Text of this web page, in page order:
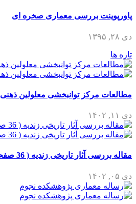
پاورپوینت بررسی معماری صخره ای
دی ۲۸, ۱۳۹۵
تازه ها
مطالعات مرکز توانبخشی معلولین ذهنی
دی ۱۱, ۱۴۰۲
مقاله بررسی آثار تاریخی زندیه ( 36 صفحه )
دی ۰۵, ۱۴۰۲